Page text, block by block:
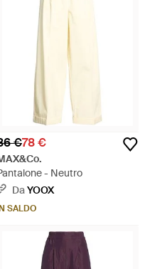
€78 €
- Neutro
DaYOOX
SALDO